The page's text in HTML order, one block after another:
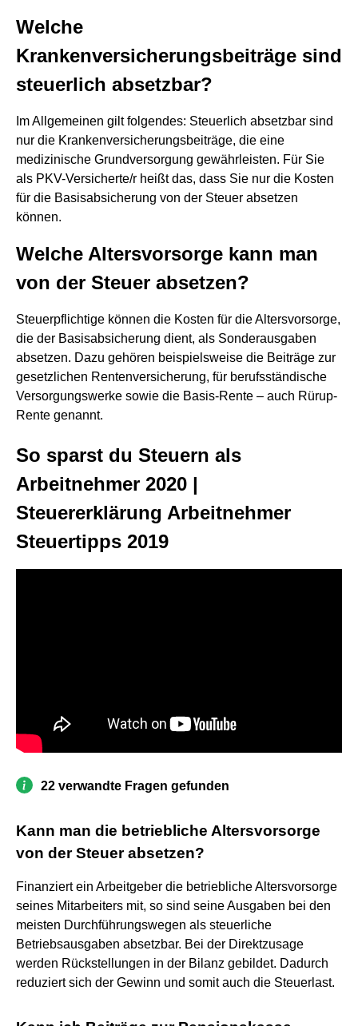
Welche
Krankenversicherungsbeiträge sind
steuerlich absetzbar?
Im Allgemeinen gilt folgendes: Steuerlich absetzbar sind
nur die Krankenversicherungsbeiträge, die eine
medizinische Grundversorgung gewährleisten. Für Sie
als PKV-Versicherte/r heißt das, dass Sie nur die Kosten
für die Basisabsicherung von der Steuer absetzen
können.
Welche Altersvorsorge kann man
von der Steuer absetzen?
Steuerpflichtige können die Kosten für die Altersvorsorge,
die der Basisabsicherung dient, als Sonderausgaben
absetzen. Dazu gehören beispielsweise die Beiträge zur
gesetzlichen Rentenversicherung, für berufsständische
Versorgungswerke sowie die Basis-Rente – auch Rürup-
Rente genannt.
So sparst du Steuern als
Arbeitnehmer 2020 |
Steuererklärung Arbeitnehmer
Steuertipps 2019
22 verwandte Fragen gefunden
Kann man die betriebliche Altersvorsorge
von der Steuer absetzen?
Finanziert ein Arbeitgeber die betriebliche Altersvorsorge
seines Mitarbeiters mit, so sind seine Ausgaben bei den
meisten Durchführungswegen als steuerliche
Betriebsausgaben absetzbar. Bei der Direktzusage
werden Rückstellungen in der Bilanz gebildet. Dadurch
reduziert sich der Gewinn und somit auch die Steuerlast.